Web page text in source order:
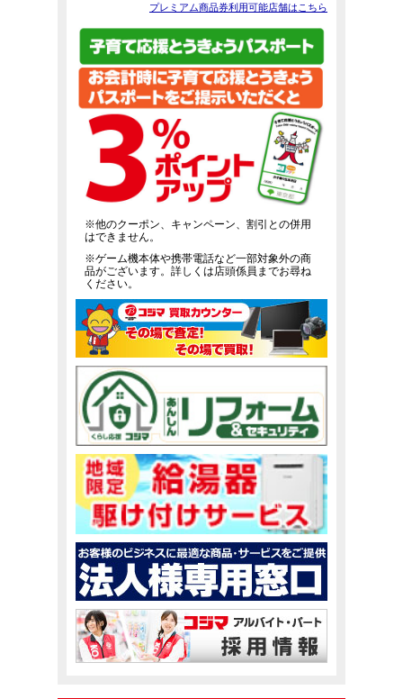
プレミアム商品券利用可能店舗はこちら
※他のクーポン、キャンペーン、割引との併用
はできません。
※ゲーム機本体や携帯電話など一部対象外の商
品がございます。詳しくは店頭係員までお尋ね
ください。